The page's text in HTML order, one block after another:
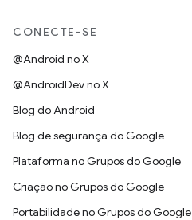
CONECTE-SE
@Android no X
@AndroidDev no X
Blog do Android
Blog de segurança do Google
Plataforma no Grupos do Google
Criação no Grupos do Google
Portabilidade no Grupos do Google